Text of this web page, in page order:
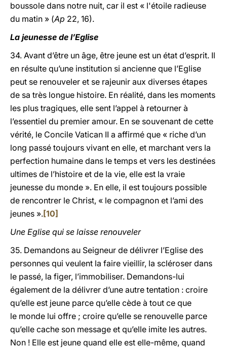
boussole dans notre nuit, car il est « l'étoile radieuse
du matin » (Ap 22, 16).
La jeunesse de l’Eglise
34. Avant d’être un âge, être jeune est un état d’esprit. Il
en résulte qu’une institution si ancienne que l’Eglise
peut se renouveler et se rajeunir aux diverses étapes
de sa très longue histoire. En réalité, dans les moments
les plus tragiques, elle sent l’appel à retourner à
l’essentiel du premier amour. En se souvenant de cette
vérité, le Concile Vatican II a affirmé que « riche d’un
long passé toujours vivant en elle, et marchant vers la
perfection humaine dans le temps et vers les destinées
ultimes de l’histoire et de la vie, elle est la vraie
jeunesse du monde ». En elle, il est toujours possible
de rencontrer le Christ, « le compagnon et l’ami des
jeunes ».[10]
Une Eglise qui se laisse renouveler
35. Demandons au Seigneur de délivrer l’Eglise des
personnes qui veulent la faire vieillir, la scléroser dans
le passé, la figer, l’immobiliser. Demandons-lui
également de la délivrer d’une autre tentation : croire
qu’elle est jeune parce qu’elle cède à tout ce que
le monde lui offre ; croire qu’elle se renouvelle parce
qu’elle cache son message et qu’elle imite les autres.
Non ! Elle est jeune quand elle est elle-même, quand